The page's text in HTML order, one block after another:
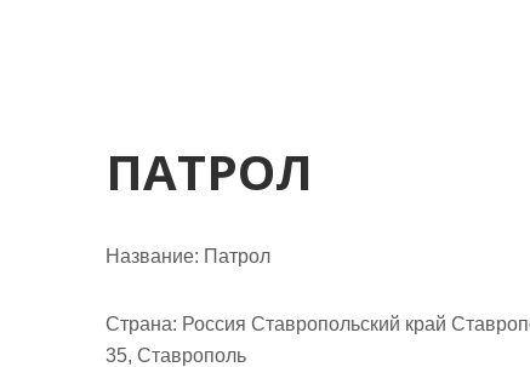
ПАТРОЛ
Название: Патрол
Страна: Россия Ставропольский край
35, Ставрополь